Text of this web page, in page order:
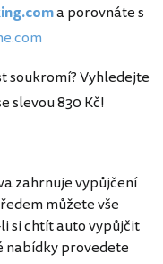
a porovnáte s
soukromí? Vyhledejte
slevou 830 Kč!
zahrnuje vypůjčení
můžete vše
si chtít auto vypůjčit
nabídky provedete